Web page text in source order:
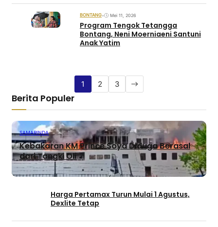
BONTANG• Mei 11, 2026
Program Tengok Tetangga
Bontang, Neni Moerniaeni Santuni
Anak Yatim
1 2 3
Berita Populer
SAMARINDA
Kebakaran KM Prince Soya Diduga Berasal
dari Tangki Oli
Harga Pertamax Turun Mulai 1 Agustus,
Dexlite Tetap